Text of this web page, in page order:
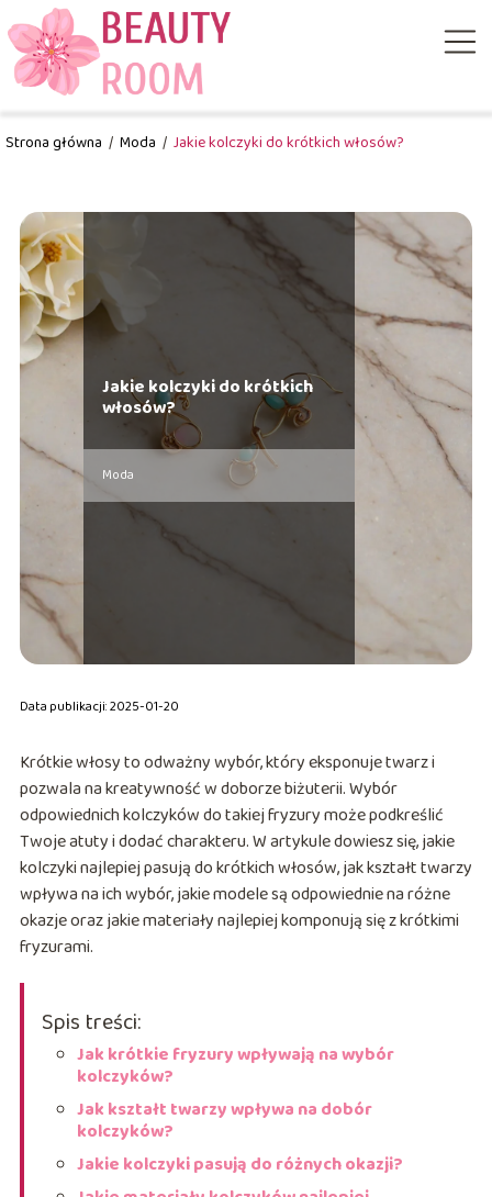
Strona główna / Moda / Jakie kolczyki do krótkich włosów?
Jakie kolczyki do krótkich
włosów?
Moda
Data publikacji: 2025-01-20
Krótkie włosy to odważny wybór, który eksponuje twarz i
pozwala na kreatywność w doborze biżuterii. Wybór
odpowiednich kolczyków do takiej fryzury może podkreślić
Twoje atuty i dodać charakteru. W artykule dowiesz się, jakie
kolczyki najlepiej pasują do krótkich włosów, jak kształt twarzy
wpływa na ich wybór, jakie modele są odpowiednie na różne
okazje oraz jakie materiały najlepiej komponują się z krótkimi
fryzurami.
Spis treści:
Jak krótkie fryzury wpływają na wybór
kolczyków?
Jak kształt twarzy wpływa na dobór
kolczyków?
Jakie kolczyki pasują do różnych okazji?